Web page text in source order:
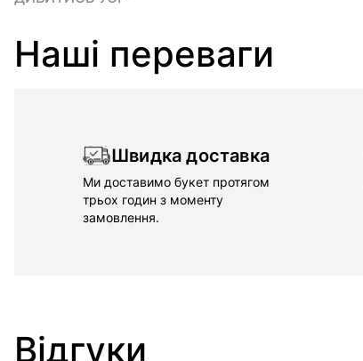
Наші переваги
Швидка доставка
Ми доставимо букет протягом
трьох годин з моменту
замовлення.
Відгуки